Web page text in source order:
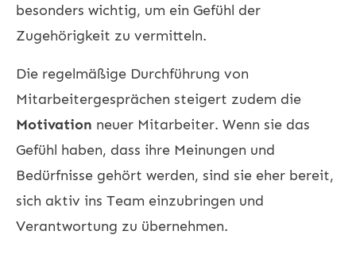
besonders wichtig, um ein Gefühl der
Zugehörigkeit zu vermitteln.
Die regelmäßige Durchführung von
Mitarbeitergesprächen steigert zudem die
Motivation neuer Mitarbeiter. Wenn sie das
Gefühl haben, dass ihre Meinungen und
Bedürfnisse gehört werden, sind sie eher bereit,
sich aktiv ins Team einzubringen und
Verantwortung zu übernehmen.